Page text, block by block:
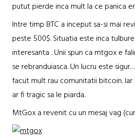
putut pierde inca mult la ce panica
Intre timp BTC a inceput sa-si mai
peste 500$. Situatia este inca
interesanta . Unii spun ca mtgox e
se rebranduiasca. Un lucru este
facut mult rau comunitatii bitcoin. Iar
ar fi tragic sa le piarda.
MtGox a revenit cu un mesaj vag